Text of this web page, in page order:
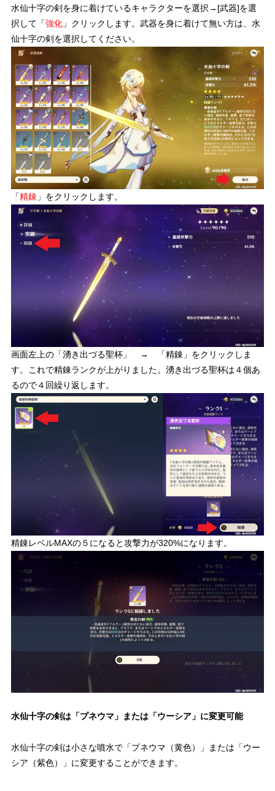
水仙十字の剣を身に着けているキャラクターを選択→[武器]を選
択して「強化」クリックします。武器を身に着けて無い方は、水
仙十字の剣を選択してください。
「精錬 」をクリックします。
画面左上の「湧き出づる聖杯」 → 「精錬」をクリックしま
す。これで精錬ランクが上がりました。湧き出づる聖杯は４個あ
るので４回繰り返します。
精錬レベルMAXの５になると攻撃力が320%になります。
水仙十字の剣は「プネウマ」または「ウーシア」に変更可能
水仙十字の剣は小さな噴水で「プネウマ（黄色）」または「ウー
シア（紫色）」に変更することができます。